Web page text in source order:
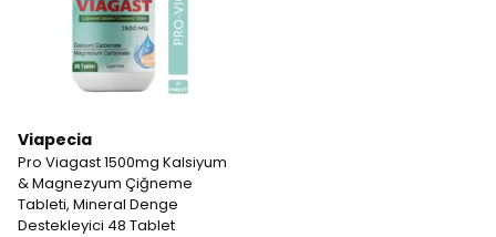
Viapecia
Pro Viagast 1500mg Kalsiyum
& Magnezyum Çiğneme
Tableti, Mineral Denge
Destekleyici 48 Tablet